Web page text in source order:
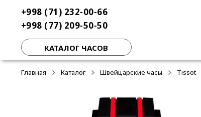
навигации
содержимому
+998 (71) 232-00-66
+998 (77) 209-50-50
КАТАЛОГ ЧАСОВ
Главная Каталог Швейцарские часы Tissot
-50%